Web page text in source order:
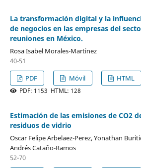
La transformación digital y la
de negocios en las empresas del
reuniones en México.
Rosa Isabel Morales-Martinez
40-51
PDF
Móvil HTML
PDF: 1153 HTML: 128
Estimación de las emisiones de CO2
residuos de vidrio
Oscar Felipe Arbelaez-Perez, Yonathan
Andrés Cataño-Ramos
52-70